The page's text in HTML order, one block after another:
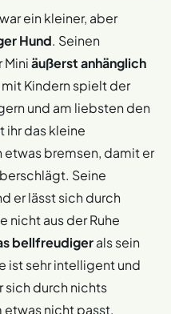
ein kleiner, aber
Hund. Seinen
Miniäußerst anhänglich
Kindern spielt der
und am liebsten den
ihr das kleine
bremsen, damit er
Seine
er lässt sich durch
nicht aus der Ruhe
bellfreudigerals sein
ist sehr intelligent und
sich durch nichts
etwas nicht passt,